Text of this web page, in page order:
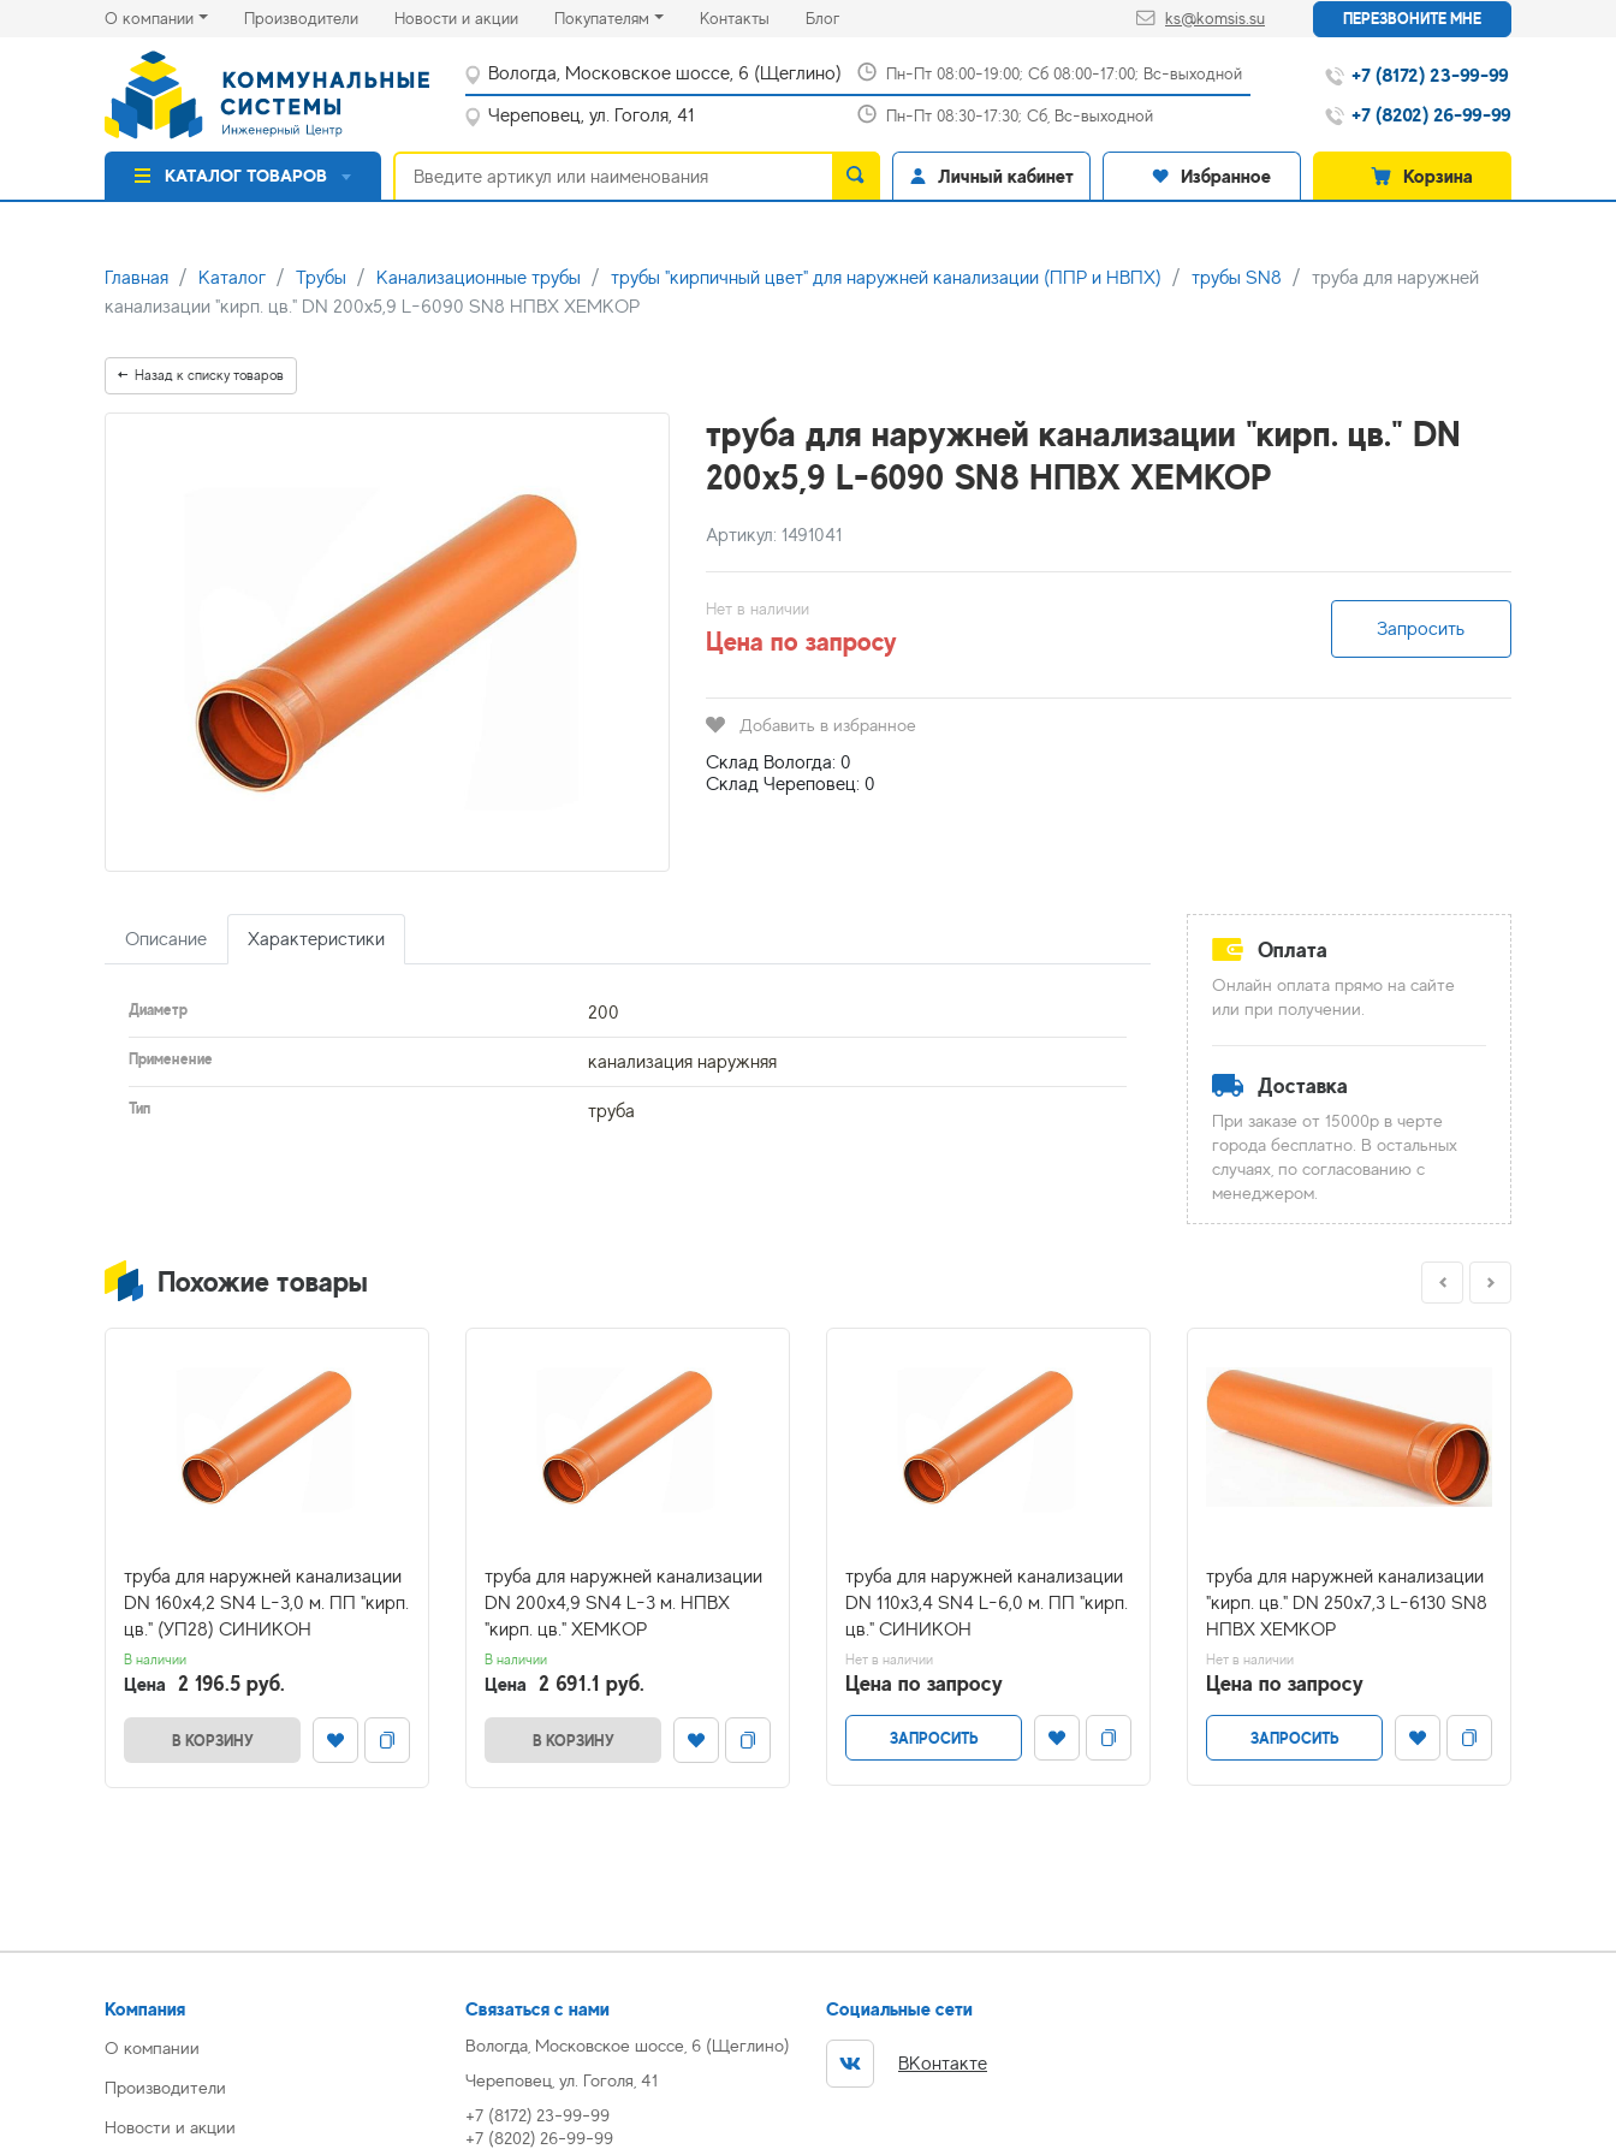
О компании Производители(current)Новости и акции(current)Покупателям Контакты(current)
Блог(current) ks@komsis.su ПЕРЕЗВОНИТЕ МНЕ
Вологда, Московское шоссе, 6 (Щеглино) Пн-Пт 08:00-19:00; Сб 08:00-17:00; Вс-выходной
Череповец, ул. Гоголя, 41 Пн-Пт 08:30-17:30; Сб, Вс-выходной
+7 (8172) 23-99-99
+7 (8202) 26-99-99
КАТАЛОГ ТОВАРОВ Личный кабинет Избранное Корзина
Главная Каталог Трубы Канализационные трубы трубы "кирпичный цвет" для наружней канализации (ППР и НВПХ) трубы SN8
труба для наружней
канализации "кирп. цв." DN 200х5,9 L-6090 SN8 НПВХ ХЕМКОР
Назад к списку товаров
труба для наружней канализации "кирп. цв." DN
200х5,9 L-6090 SN8 НПВХ ХЕМКОР
Артикул: 1491041
Нет в наличии
Цена по запросу Запросить
Добавить в избранное
Склад Вологда: 0
Склад Череповец: 0
Описание Характеристики
Диаметр 200
Применение канализация наружняя
Тип труба
Оплата
Онлайн оплата прямо на сайте
или при получении.
Доставка
При заказе от 15000р в черте
города бесплатно. В остальных
случаях, по согласованию с
менеджером.
Похожие товары
труба для наружней канализации
DN 160х4,2 SN4 L-3,0 м. ПП "кирп.
цв." (УП28) СИНИКОН
В наличии
Цена 2 196.5 руб.
В КОРЗИНУ
труба для наружней канализации
DN 200х4,9 SN4 L-3 м. НПВХ
"кирп. цв." ХЕМКОР
В наличии
Цена 2 691.1 руб.
В КОРЗИНУ
труба для наружней канализации
DN 110х3,4 SN4 L-6,0 м. ПП "кирп.
цв." СИНИКОН
Нет в наличии
Цена по запросу
ЗАПРОСИТЬ
труба для наружней канализации
"кирп. цв." DN 250х7,3 L-6130 SN8
НПВХ ХЕМКОР
Нет в наличии
Цена по запросу
ЗАПРОСИТЬ
Компания
О компании
Производители
Новости и акции
Связаться с нами
Вологда, Московское шоссе, 6 (Щеглино)
Череповец, ул. Гоголя, 41
+7 (8172) 23-99-99
+7 (8202) 26-99-99
Социальные сети
ВКонтакте